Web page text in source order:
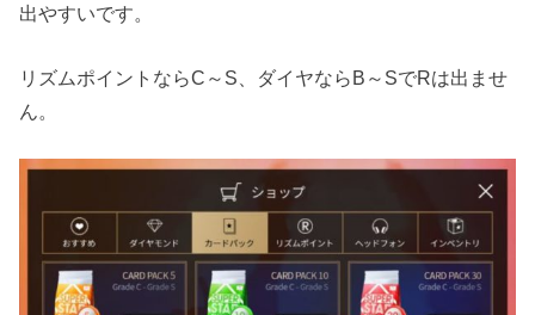
出やすいです。
リズムポイントならC～S、ダイヤならB～SでRは出ませ
ん。